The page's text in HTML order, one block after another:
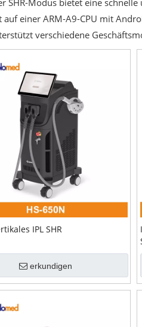
Modus bietet eine
einer ARM-A9-CPU mit
verschiedene
IPL SHR
erkundigen